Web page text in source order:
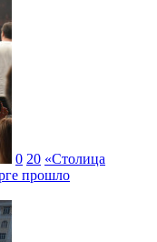
0 20 «Столица
прошло